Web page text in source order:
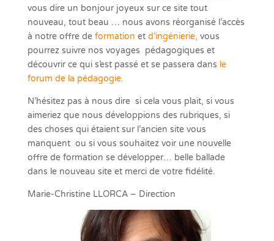
vous dire un bonjour joyeux sur ce site tout
nouveau, tout beau … nous avons réorganisé l’accès
à notre offre de formation et d’ingénierie, vous
pourrez suivre nos voyages pédagogiques et
découvrir ce qui s’est passé et se passera dans le
forum de la pédagogie.
N’hésitez pas à nous dire si cela vous plait, si vous
aimeriez que nous développions des rubriques, si
des choses qui étaient sur l’ancien site vous
manquent ou si vous souhaitez voir une nouvelle
offre de formation se développer… belle ballade
dans le nouveau site et merci de votre fidélité.
Marie-Christine LLORCA – Direction